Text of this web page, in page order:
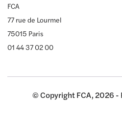
FCA
77 rue de Lourmel
75015 Paris
01 44 37 02 00
© Copyright FCA, 2026 -